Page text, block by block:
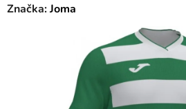
hodnocení
Značka:Joma